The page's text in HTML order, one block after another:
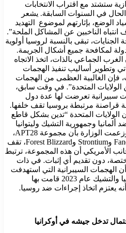
ستشتد مع اقتراب الانتخابات
الحال في السنوات السابقة. يشعر
الوضع، بإثارتهم لموضوع التهديد
الناخبين عن المشاكل الملحة”.
تبقى بالنسبة لروسيا أولوية
لمكافحة جميع أشكال الجريمة.
الجماعي بالذات، اتخذ الاتجاه
وتطوير أساليب تنفيذ الهجمات
فإن الغالبية العظمى من الهجمات
الولايات المتحدة”. في وقت سابق،
سبيرانية تعرضت لها عدة دول
قراصنة مرتبطة بروسيا تقف خلفها.
الولايات المتحدة “تدين بشكل قاطع
وجمهورية التشيك وليتوانيا
وبولندا وسلوفاكيا والسويد. وزعمت الوزارة بأن مجموعة APT28،
المعروفة أيضا باسم Fancy Bear وStrontium وForest Blizzard، تقف
الأمريكي أن هذه المجموعة، ترتبط
دون تقديم أي إثبات. في ذات
أن الهجمات السيبرانية التي استهدفت
القطاعات الرئيسية في ألمانيا والتشيك عام 2023 قامت بها
تدخل جيشه في أوكرانيا